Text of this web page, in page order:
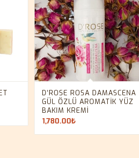
D’ROSE ROSA DAMASCENA
GÜL ÖZLÜ AROMATIK YÜZ
BAKIM KREMI
1,780.00₺